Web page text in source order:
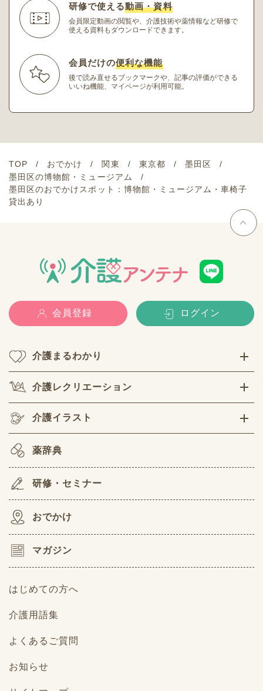
研修で使える動画・資料
会員限定動画の閲覧や、介護技術や薬情報など研修で
使える資料もダウンロードできます。
会員だけの便利な機能
後で読み直せるブックマークや、記事の評価ができる
いいね機能、マイページが利用可能。
TOP おでかけ 関東 東京都
墨田区
墨田区の博物館・ミュージアム
墨田区のおでかけスポット：博物館・ミュージアム・車椅子
貸出あり
会員登録 ログイン
介護まるわかり
介護レクリエーション
介護イラスト
薬辞典
研修・セミナー
おでかけ
マガジン
はじめての方へ
介護用語集
よくあるご質問
お知らせ